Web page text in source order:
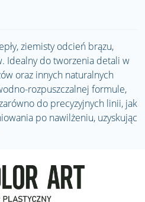
ziemisty odcień brązu,
Idealny do tworzenia detali w
oraz innych naturalnych
rozpuszczalnej formule,
do precyzyjnych linii, jak
po nawilżeniu, uzyskując